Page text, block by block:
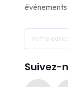
événements
Suivez-